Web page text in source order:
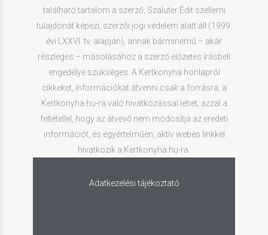
található tartalom a szerző, Szaluter Edit szellemi
tulajdonát képezi, szerzői jogi védelem alatt áll (1999.
évi LXXVI. tv. alapján), annak bárminemű – akár
részleges – másolásához a szerző előzetes írásbeli
engedélye szükséges. A Kertkonyha honlapról
cikkeket, információkat átvenni csak a forrásra, a
Kertkonyha.hu-ra való hivatkozással lehet, azzal a
feltétellel, hogy az átvevő nem módosítja az eredeti
információt, és egyértelműen, aktív webes linkkel
hivatkozik a Kertkonyha.hu-ra.
Adatkezelési tájékoztató